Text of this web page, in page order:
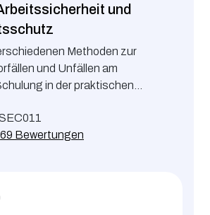
und
Methoden zur
und Unfällen am
in der praktischen
69 Bewertungen